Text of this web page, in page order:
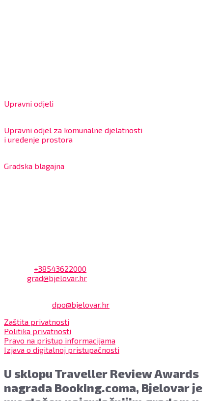
Upravni odjeli
Upravni odjel za komunalne djelatnosti
i uređenje prostora
Gradska blagajna
+38543622000
grad@bjelovar.hr
dpo@bjelovar.hr
Zaštita privatnosti
Politika privatnosti
Pravo na pristup informacijama
Izjava o digitalnoj pristupačnosti
U sklopu Traveller Review Awards
nagrada Booking.coma, Bjelovar je